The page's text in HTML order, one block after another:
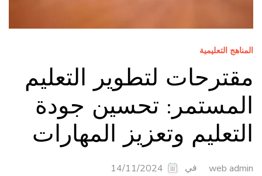
المناهج التعليمية
مقترحات لتطوير التعليم
المستمر: تحسين جودة
التعليم وتعزيز المهارات
web admin في 14/11/2024